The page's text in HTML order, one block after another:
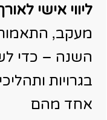
ליווי אישי
מעקב,
השנה – כדי
בגרויות
אחד מהם